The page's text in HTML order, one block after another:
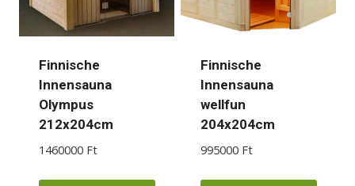
Finnische
Innensauna
Olympus
212x204cm
1460000 Ft
Finnische
Innensauna
wellfun
204x204cm
995000 Ft